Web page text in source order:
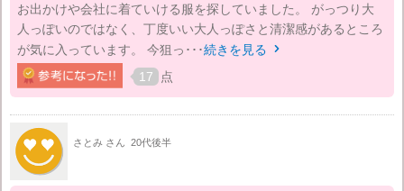
お出かけや会社に着ていける服を探していました。 がっつり大
人っぽいのではなく、丁度いい大人っぽさと清潔感があるところ
が気に入っています。 今狙っ･･･続きを見る 
17 点
さとみ さん 20代後半